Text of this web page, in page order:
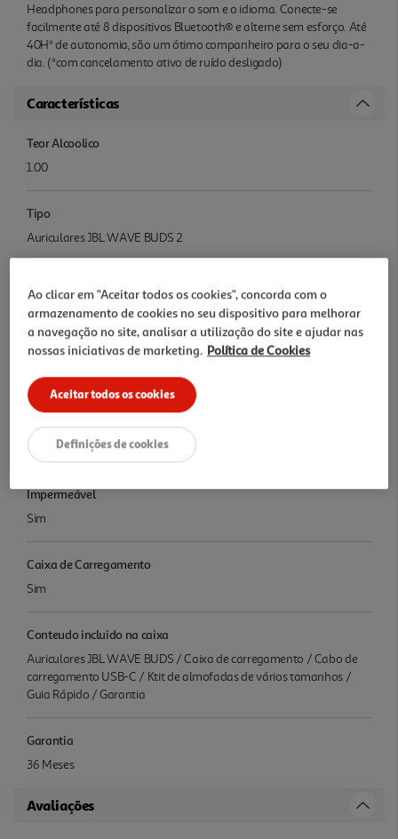
Headphones para personalizar o som e o idioma. Conecte-se
facilmente até 8 dispositivos Bluetooth® e alterne sem esforço. Até
40H* de autonomia, são um ótimo companheiro para o seu dia-a-
dia. (*com cancelamento ativo de ruído desligado)
Características
Teor Alcoolico
1.00
Tipo
Auriculares JBL WAVE BUDS 2
Bluetooth
Autonomia (estimada)
40h
Noise Cancelling
Sim
Impermeável
Sim
Caixa de Carregamento
Sim
Conteudo incluido na caixa
Auriculares JBL WAVE BUDS / Caixa de carregamento / Cabo de
carregamento USB-C / Ktit de almofadas de vários tamanhos /
Guia Rápido / Garantia
Garantia
36 Meses
Avaliações
Ao clicar em "Aceitar todos os cookies", concorda com o
armazenamento de cookies no seu dispositivo para melhorar
a navegação no site, analisar a utilização do site e ajudar nas
nossas iniciativas de marketing. Política de Cookies
Aceitar todos os cookies
Definições de cookies